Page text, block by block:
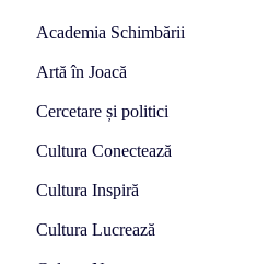
Academia Schimbării
Artă în Joacă
Cercetare și politici
Cultura Conectează
Cultura Inspiră
Cultura Lucrează